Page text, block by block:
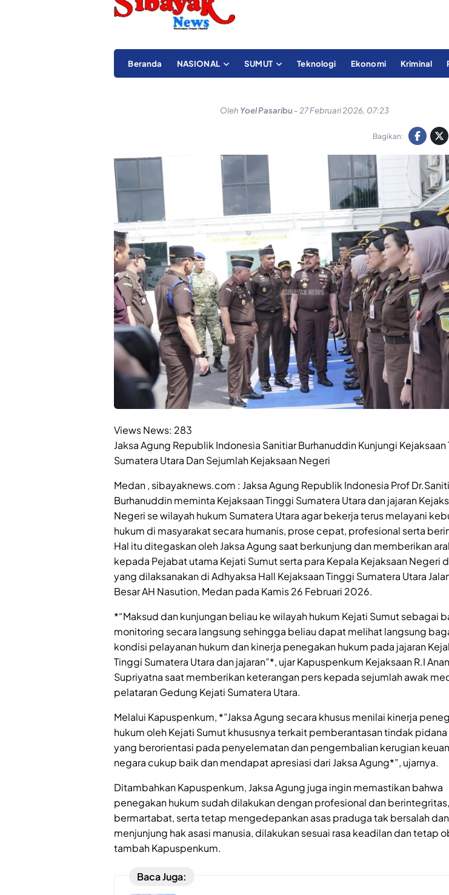
Beranda NASIONAL SUMUT Teknologi Ekonomi Kriminal
Oleh Yoel Pasaribu - 27 Februari 2026, 07:23
Bagikan:
Views News: 283
Jaksa Agung Republik Indonesia Sanitiar Burhanuddin Kunjungi Kejaksaan
Sumatera Utara Dan Sejumlah Kejaksaan Negeri
Medan , sibayaknews.com : Jaksa Agung Republik Indonesia Prof
Burhanuddin meminta Kejaksaan Tinggi Sumatera Utara dan jajaran
Negeri se wilayah hukum Sumatera Utara agar bekerja terus melayani
hukum di masyarakat secara humanis, prose cepat, profesional serta
Hal itu ditegaskan oleh Jaksa Agung saat berkunjung dan memberikan
kepada Pejabat utama Kejati Sumut serta para Kepala Kejaksaan Negeri
yang dilaksanakan di Adhyaksa Hall Kejaksaan Tinggi Sumatera Utara
Besar AH Nasution, Medan pada Kamis 26 Februari 2026.
*“Maksud dan kunjungan beliau ke wilayah hukum Kejati Sumut sebagai
monitoring secara langsung sehingga beliau dapat melihat langsung
kondisi pelayanan hukum dan kinerja penegakan hukum pada jajaran
Tinggi Sumatera Utara dan jajaran”*, ujar Kapuspenkum Kejaksaan R.I
Supriyatna saat memberikan keterangan pers kepada sejumlah awak
pelataran Gedung Kejati Sumatera Utara.
Melalui Kapuspenkum, *”Jaksa Agung secara khusus menilai kinerja
hukum oleh Kejati Sumut khususnya terkait pemberantasan tindak
yang berorientasi pada penyelematan dan pengembalian kerugian
negara cukup baik dan mendapat apresiasi dari Jaksa Agung*”, ujarnya.
Ditambahkan Kapuspenkum, Jaksa Agung juga ingin memastikan bahwa
penegakan hukum sudah dilakukan dengan profesional dan berintegritas,
bermartabat, serta tetap mengedepankan asas praduga tak bersalah dan
menjunjung hak asasi manusia, dilakukan sesuai rasa keadilan dan tetap
tambah Kapuspenkum.
Baca Juga: